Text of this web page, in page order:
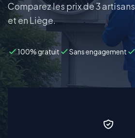
Comparez les prix de 3
et en Liège.
100% gratuit Sans engagement